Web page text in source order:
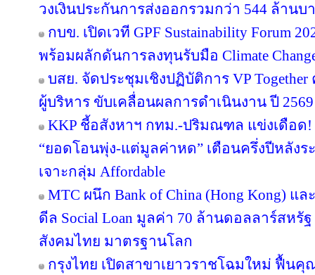
วงเงินประกันการส่งออกรวมกว่า 544 ล้านบ
กบข. เปิดเวที GPF Sustainability Forum
พร้อมผลักดันการลงทุนรับมือ Climate
บสย. จัดประชุมเชิงปฏิบัติการ VP
ผู้บริหาร ขับเคลื่อนผลการดำเนินงาน ปี 2569
KKP ชี้อสังหาฯ กทม.-ปริมณฑล แข่งเดือด
“ยอดโอนพุ่ง-แต่มูลค่าหด” เตือนครึ่งปีหลัง
เจาะกลุ่ม Affordable
MTC ผนึก Bank of China (Hong Kong) แล
ดีล Social Loan มูลค่า 70 ล้านดอลลาร์สห
สังคมไทย มาตรฐานโลก
กรุงไทย เปิดสาขาเยาวราชโฉมใหม่ ฟื้น